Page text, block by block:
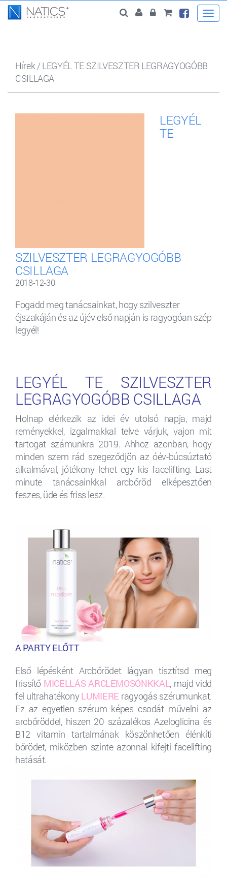
Hírek/LEGYÉL TE SZILVESZTER LEGRAGYOGÓBB
CSILLAGA
LEGYÉL
TE
SZILVESZTER LEGRAGYOGÓBB
CSILLAGA
2018-12-30
Fogadd meg tanácsainkat, hogy szilveszter
éjszakáján és az újév első napján is ragyogóan szép
legyél!
LEGYÉL TE SZILVESZTER
LEGRAGYOGÓBB CSILLAGA
Holnap elérkezik az idei év utolsó napja, majd
reményekkel, izgalmakkal telve várjuk, vajon mit
tartogat számunkra 2019. Ahhoz azonban, hogy
minden szem rád szegeződjön az óév-búcsúztató
alkalmával, jótékony lehet egy kis facelifting. Last
minute tanácsainkkal arcbőröd elképesztően
feszes, üde és friss lesz.
A PARTY ELŐTT
Első lépésként Arcbőrödet lágyan tisztítsd meg
frissítő MICELLÁS ARCLEMOSÓNKKAL, majd vidd
fel ultrahatékonyLUMIERE ragyogás szérumunkat.
Ez az egyetlen szérum képes csodát művelni az
arcbőröddel, hiszen 20 százalékos Azeloglicina és
B12 vitamin tartalmának köszönhetően élénkíti
bőrödet, miközben szinte azonnal kifejti facelifting
hatását.